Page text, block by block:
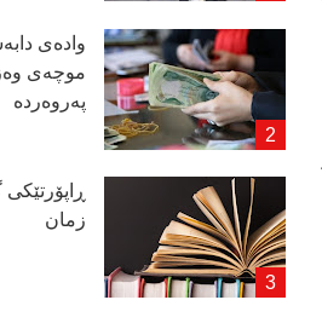
وادەی
موچەی
پەروەردە
زمان